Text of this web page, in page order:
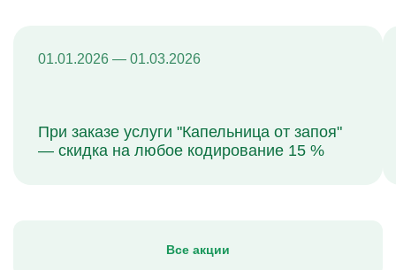
01.01.2026 — 01.03.2026
При заказе услуги "Капельница от запоя"
— скидка на любое кодирование 15 %
Все акции